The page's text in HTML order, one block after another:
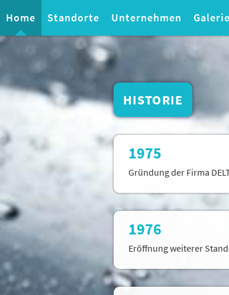
Home Standorte Unternehmen Galerie
HISTORIE
1975
Gründung der Firma
1976
Eröffnung weiterer